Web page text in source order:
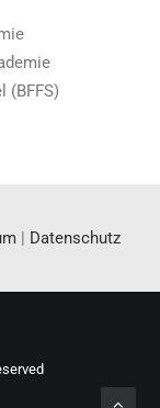
(BFFS)
| Datenschutz